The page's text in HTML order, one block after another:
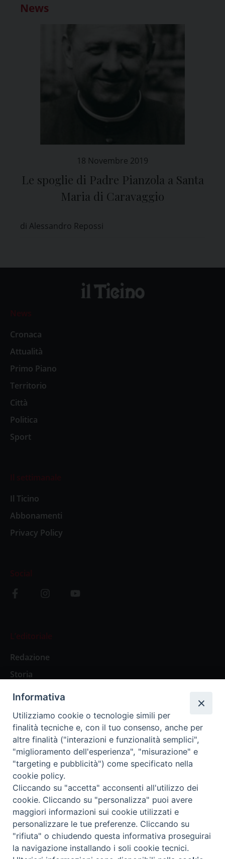
News
18 Novembre 2019
Le spoglie di Padre Pianzola a Santa
Maria di Caravaggio
di Alessandro Repossi
News
Cronaca
Attualità
Primo Piano
Territorio
Città
Politica
Sport
Il settimanale
Il Ticino
Abbonamenti
Privacy Policy
Social
L’editoriale
Redazione
Storia
Abbonamenti
Abbonamento Annuale Digitale
Abbonamento Annuale Cartaceo
Abbonamento Singola Copia Digitale
Redazione: Pavia, Piazza Duomo 11 - tel. 0382.24736 -
amministrazione@ilticino.it - repossi@ilticino.it - P.
IVA: 00213430184
Informativa
Utilizziamo cookie o tecnologie simili per
finalità tecniche e, con il tuo consenso, anche per
altre finalità ("interazioni e funzionalità semplici",
"miglioramento dell'esperienza", "misurazione" e
"targeting e pubblicità") come specificato nella
cookie policy.
Cliccando su "accetta" acconsenti all'utilizzo dei
cookie. Cliccando su "personalizza" puoi avere
maggiori informazioni sui cookie utilizzati e
personalizzare le tue preferenze. Cliccando su
"rifiuta" o chiudendo questa informativa proseguirai
la navigazione installando i soli cookie tecnici.